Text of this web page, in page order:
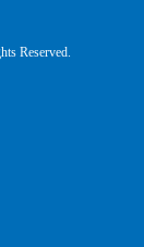
Reserved.